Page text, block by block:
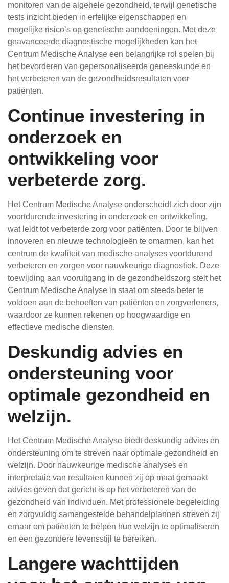
monitoren van de algehele gezondheid, terwijl genetische
tests inzicht bieden in erfelijke eigenschappen en
mogelijke risico’s op genetische aandoeningen. Met deze
geavanceerde diagnostische mogelijkheden kan het
Centrum Medische Analyse een belangrijke rol spelen bij
het bevorderen van gepersonaliseerde geneeskunde en
het verbeteren van de gezondheidsresultaten voor
patiënten.
Continue investering in
onderzoek en
ontwikkeling voor
verbeterde zorg.
Het Centrum Medische Analyse onderscheidt zich door zijn
voortdurende investering in onderzoek en ontwikkeling,
wat leidt tot verbeterde zorg voor patiënten. Door te blijven
innoveren en nieuwe technologieën te omarmen, kan het
centrum de kwaliteit van medische analyses voortdurend
verbeteren en zorgen voor nauwkeurige diagnostiek. Deze
toewijding aan vooruitgang in de gezondheidszorg stelt het
Centrum Medische Analyse in staat om steeds beter te
voldoen aan de behoeften van patiënten en zorgverleners,
waardoor ze kunnen rekenen op hoogwaardige en
effectieve medische diensten.
Deskundig advies en
ondersteuning voor
optimale gezondheid en
welzijn.
Het Centrum Medische Analyse biedt deskundig advies en
ondersteuning om te streven naar optimale gezondheid en
welzijn. Door nauwkeurige medische analyses en
interpretatie van resultaten kunnen zij op maat gemaakt
advies geven dat gericht is op het verbeteren van de
gezondheid van individuen. Met professionele begeleiding
en zorgvuldig samengestelde behandelplannen streven zij
ernaar om patiënten te helpen hun welzijn te optimaliseren
en een gezondere levensstijl te bereiken.
Langere wachttijden